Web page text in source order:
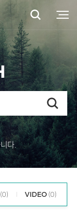
다.
(0) VIDEO (0)